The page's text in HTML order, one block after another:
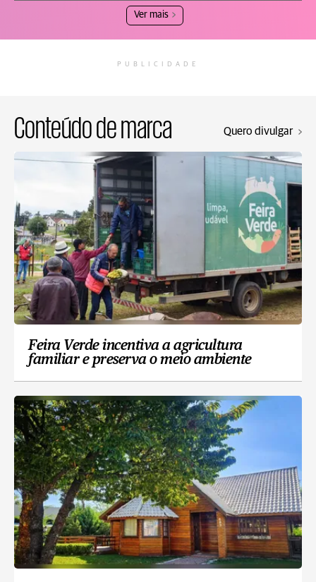
Ver mais
PUBLICIDADE
Conteúdo de marca Quero divulgar
Feira Verde incentiva a agricultura
familiar e preserva o meio ambiente